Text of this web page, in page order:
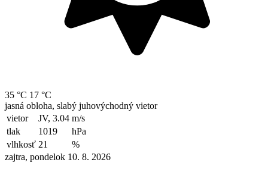
35 °C 17 °C
jasná obloha, slabý juhovýchodný vietor
vietor
JV, 3.04 m/s
tlak
1019
hPa
vlhkosť 21
%
zajtra, pondelok 10. 8. 2026